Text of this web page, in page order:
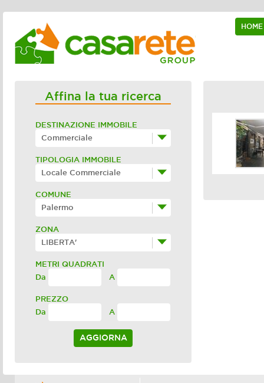
HOME
Affina la tua ricerca
DESTINAZIONE IMMOBILE
Commerciale
TIPOLOGIA IMMOBILE
Locale Commerciale
COMUNE
Palermo
ZONA
LIBERTA'
METRI QUADRATI
Da
A
PREZZO
Da
A